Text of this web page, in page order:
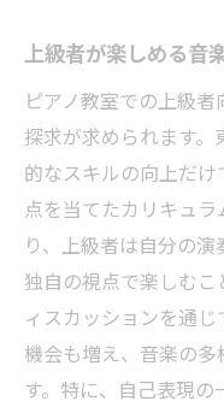
上級者が楽しめる音
ピアノ教室での上級
探求が求められます
的なスキルの向上だ
点を当てたカリキュ
り、上級者は自分の
独自の視点で楽しむ
ィスカッションを通
機会も増え、音楽の
す。特に、自己表現